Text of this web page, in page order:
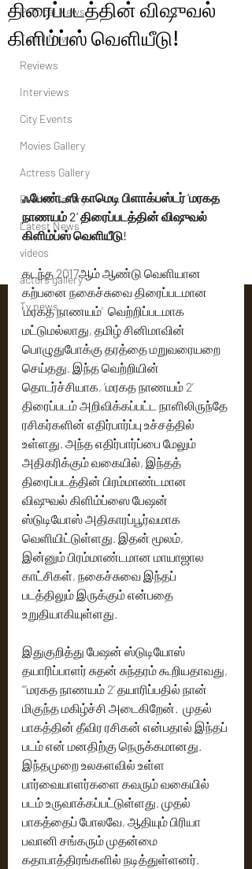
Political News
Tamil News
Reviews
Interviews
City Events
Movies Gallery
Actress Gallery
Events Gallery
Latest News
videos
actors gallery
Tv news
திரைப்படத்தின் விஷுவல்
கிளிம்ப்ஸ் வெளியீடு!
ஃபேண்டஸி காமெடி பிளாக்பஸ்டர் ‘மரகத
நாணயம் 2’ திரைப்படத்தின் விஷுவல்
கிளிம்ப்ஸ் வெளியீடு!
கடந்த 2017ஆம் ஆண்டு வெளியான
கற்பனை நகைச்சுவை திரைப்படமான
’மரகத நாணயம்’  வெற்றிப்படமாக
மட்டுமல்லாது, தமிழ் சினிமாவின்
பொழுதுபோக்கு தரத்தை மறுவரையறை
செய்தது. இந்த வெற்றியின்
தொடர்ச்சியாக, ’மரகத நாணயம் 2’
திரைப்படம் அறிவிக்கப்பட்ட நாளிலிருந்தே
ரசிகர்களின் எதிர்பார்ப்பு உச்சத்தில்
உள்ளது. அந்த எதிர்பார்ப்பை மேலும்
அதிகரிக்கும் வகையில், இந்தத்
திரைப்படத்தின் பிரம்மாண்டமான
விஷுவல் கிளிம்ப்ஸை பேஷன்
ஸ்டுடியோஸ் அதிகாரப்பூர்வமாக
வெளியிட்டுள்ளது. இதன் மூலம்,
இன்னும் பிரம்மாண்டமான மாயாஜால
காட்சிகள், நகைச்சுவை இந்தப்
படத்திலும் இருக்கும் என்பதை
உறுதியாகியுள்ளது.
இதுகுறித்து பேஷன் ஸ்டுடியோஸ்
தயாரிப்பாளர் சுதன் சுந்தரம் கூறியதாவது,
“’மரகத நாணயம் 2’ தயாரிப்பதில் நான்
மிகுந்த மகிழ்ச்சி அடைகிறேன்.  முதல்
பாகத்தின் தீவிர ரசிகன் என்பதால் இந்தப்
படம் என் மனதிற்கு நெருக்கமானது.
இந்தமுறை உலகளவில் உள்ள
பார்வையாளர்களை கவரும் வகையில்
படம் உருவாக்கப்பட்டுள்ளது. முதல்
பாகத்தைப் போலவே, ஆதியும் பிரியா
பவானி சங்கரும் முதன்மை
கதாபாத்திரங்களில் நடித்துள்ளனர்.